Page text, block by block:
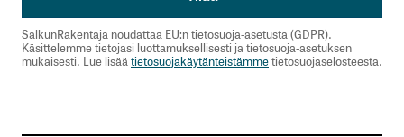
SalkunRakentaja noudattaa EU:n tietosuoja-asetusta (GDPR).
Käsittelemme tietojasi luottamuksellisesti ja tietosuoja-asetuksen
mukaisesti. Lue lisäätietosuojakäytänteistämmetietosuojaselosteesta.